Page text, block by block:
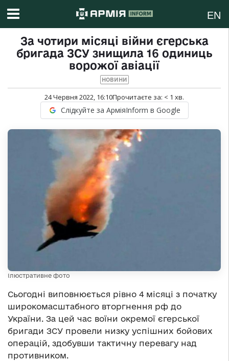
EN
За чотири місяці війни єгерська
бригада ЗСУ знищила 16 одиниць
ворожої авіації
НОВИНИ
24 Червня 2022, 16:10Прочитаєте за: < 1 хв.
Слідкуйте за АрміяInform в Google
Ілюстративне фото
Сьогодні виповнюється рівно 4 місяці з початку
широкомасштабного вторгнення рф до
України. За цей час воїни окремої єгерської
бригади ЗСУ провели низку успішних бойових
операцій, здобувши тактичну перевагу над
противником.